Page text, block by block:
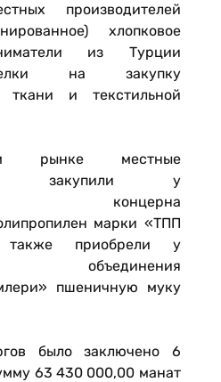
производителей
хлопковое
из Турции
на закупку
ткани и текстильной
рынке местные
закупили у
концерна
марки «ТПП
приобрели у
объединения
пшеничную муку
было заключено 6
63 430 000,00 манат